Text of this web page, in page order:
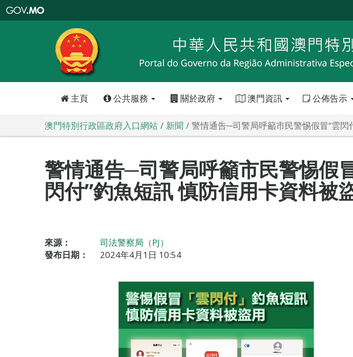
特
政
區
政
口
主頁 公共服務 關於政府 澳門資訊 公佈告示
澳門特別行政區政府入口網站 新聞 警情通告─司警局呼籲市民警惕假冒“雲閃
警情通告─司警局呼籲市民警惕假
閃付”釣魚短訊 慎防信用卡資料被
來源：
司法警察局（PJ）
發布日期：
2024年4月1日 10:54